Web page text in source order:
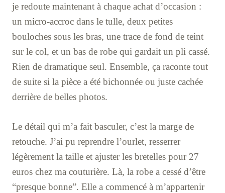
je redoute maintenant à chaque achat d’occasion :
un micro-accroc dans le tulle, deux petites
bouloches sous les bras, une trace de fond de teint
sur le col, et un bas de robe qui gardait un pli cassé.
Rien de dramatique seul. Ensemble, ça raconte tout
de suite si la pièce a été bichonnée ou juste cachée
derrière de belles photos.
Le détail qui m’a fait basculer, c’est la marge de
retouche. J’ai pu reprendre l’ourlet, resserrer
légèrement la taille et ajuster les bretelles pour 27
euros chez ma couturière. Là, la robe a cessé d’être
“presque bonne”. Elle a commencé à m’appartenir